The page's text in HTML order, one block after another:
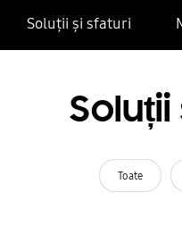
Soluții și sfaturi
Toate